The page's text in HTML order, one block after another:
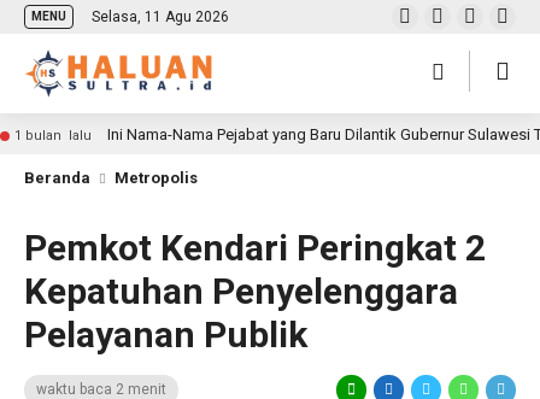
MENU Selasa, 11 Agu 2026
1 bulan lalu Ini Nama-Nama Pejabat yang Baru Dilantik Gubernur Sulawesi
Beranda Metropolis
Pemkot Kendari Peringkat 2
Kepatuhan Penyelenggara
Pelayanan Publik
waktu baca 2 menit